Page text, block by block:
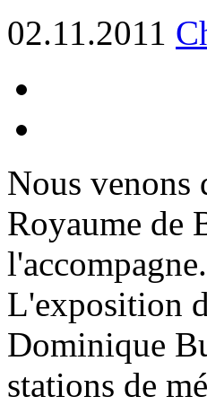
02.11.2011
Nous venons
Royaume de
l'accompagne.
L'exposition
Dominique
stations de